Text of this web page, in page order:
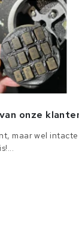
onze
maar wel